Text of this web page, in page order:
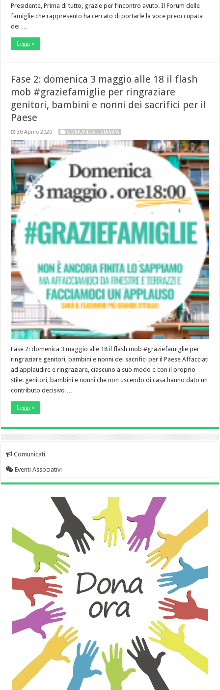
Presidente, Prima di tutto, grazie per l’incontro avuto. Il Forum delle
famiglie che rappresento ha cercato di portarle la voce preoccupata
dei …
Leggi »
Fase 2: domenica 3 maggio alle 18 il flash
mob #graziefamiglie per ringraziare
genitori, bambini e nonni dei sacrifici per il
Paese
30 Aprile 2020 COMUNICATI STAMPA
Fase 2: domenica 3 maggio alle 18 il flash mob #graziefamiglie per
ringraziare genitori, bambini e nonni dei sacrifici per il Paese Affacciati
ad applaudire e ringraziare, ciascuno a suo modo e con il proprio
stile: genitori, bambini e nonni che non uscendo di casa hanno dato un
contributo decisivo …
Leggi »
Comunicati
Eventi Associativi